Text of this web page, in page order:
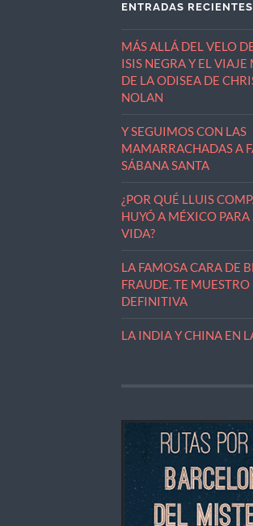
ENTRADAS RECIENTES
MÁS ALLÁ DEL VELO
ISIS NEGRA Y EL
DE LA ODISEA DE
NOLAN
Y SEGUIMOS CON LAS
MAMARRACHADAS A
SÁBANA SANTA
¿POR QUÉ LLUIS
HUYÓ A MÉXICO PARA
VIDA?
LA FAMOSA CARA DE
FRAUDE. TE
DEFINITIVA
LA INDIA Y CHINA EN